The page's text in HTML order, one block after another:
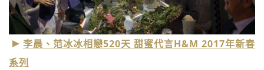
李晨、范冰冰相戀520天 甜蜜代言H&M 2017年新春
系列